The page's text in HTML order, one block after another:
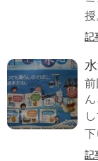
授
記
前
下
記